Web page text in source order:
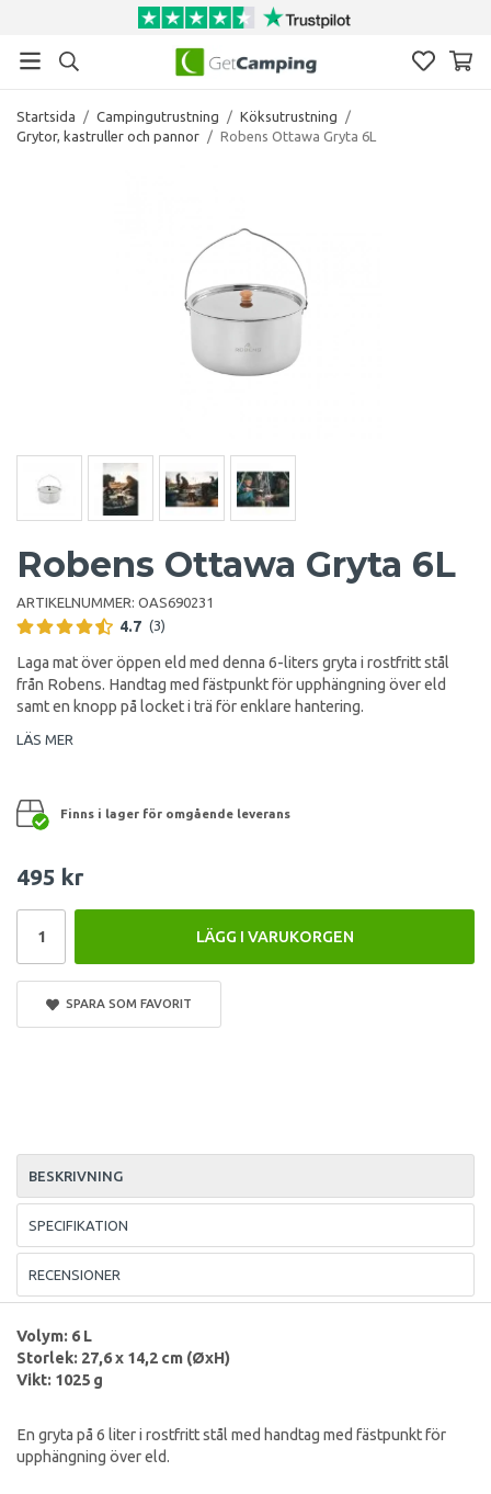
Startsida / Campingutrustning / Köksutrustning
/
Grytor, kastruller och pannor / Robens Ottawa Gryta 6L
Robens Ottawa Gryta 6L
ARTIKELNUMMER: OAS690231
4.7 (3)
Laga mat över öppen eld med denna 6-liters gryta i rostfritt stål
från Robens. Handtag med fästpunkt för upphängning över eld
samt en knopp på locket i trä för enklare hantering.
LÄS MER
Finns i lager för omgående leverans
495 kr
LÄGG I VARUKORGEN
SPARA SOM FAVORIT
BESKRIVNING
SPECIFIKATION
RECENSIONER
Volym: 6 L
Storlek: 27,6 x 14,2 cm (ØxH)
Vikt: 1025 g
En gryta på 6 liter i rostfritt stål med handtag med fästpunkt för
upphängning över eld.